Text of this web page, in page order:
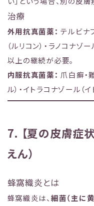
治療
外用抗真菌薬： テルビナ
（ルリコン）・ラノコナゾ
以上の継続が必要。
内服抗真菌薬： 爪白癬・
ル）・イトラコナゾール（
7. 【夏の皮膚症
えん）
蜂窩織炎とは
蜂窩織炎は、 細菌（主に